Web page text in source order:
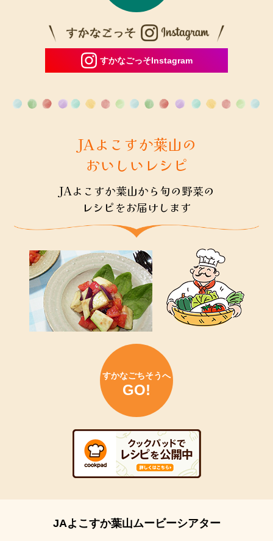
【本日】「JAよこすか葉山３０周年組合員感謝の集い」開
催のご案内
2025年9月5日
「JAよこすか葉山 30周年記念定期積金」募集終了のお知
2025年8月21日
ＪＡネットバンク利用規定の一部改正について
すかなごっそ改装工事のお知らせ
2025年8月14日
第３１回通常総代会資料の一部訂正について
2025年8月14日
用者の方の申込開始について（～8/24まで）
システム更改に伴うサービス一時休止のお知らせについて
かながわブランド「よこすか水なす」出荷盛ん！
直売所期間限定割引（ＪＡカード）について
すかなごっそInstagram
JAよこすか葉山の
おいしいレシピ
JAよこすか葉山から旬の野菜の
レシピをお届けします
すかなごちそうへ
GO!
JAよこすか葉山ムービーシアター